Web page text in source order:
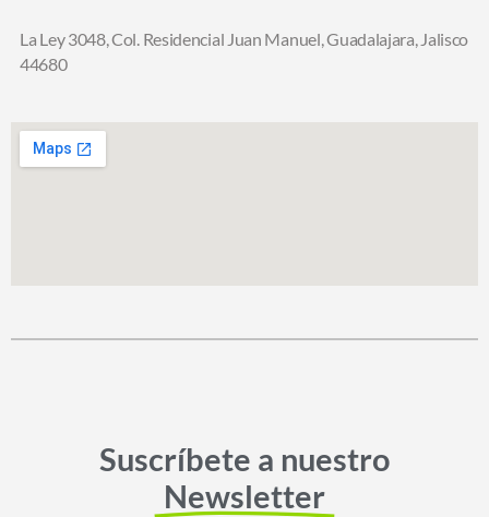
La Ley 3048, Col. Residencial Juan Manuel,Guadalajara, Jalisco
44680
Suscríbete a nuestro
Newsletter